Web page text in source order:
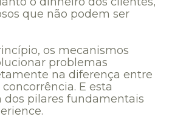
que não podem ser
os mecanismos
problemas
na diferença entre
E esta
pilares fundamentais